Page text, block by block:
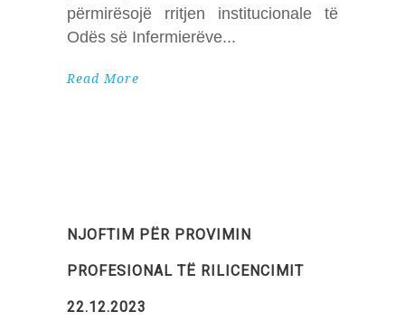
përmirësojë rritjen institucionale të
Odës së Infermierëve
Read More
NJOFTIM PËR PROVIMIN
PROFESIONAL TË RILICENCIMIT
22.12.2023